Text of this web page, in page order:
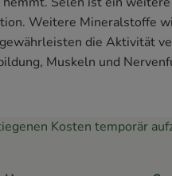
Weitere Mineralstoffe
die Aktivität
Muskeln und
Kosten temporär